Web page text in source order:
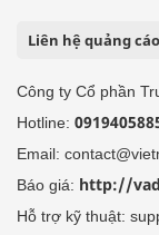
Liên hệ quảng cáo
Công ty Cổ phần
Hotline:
Email:
Báo giá: http://
Hỗ trợ kỹ thuật: